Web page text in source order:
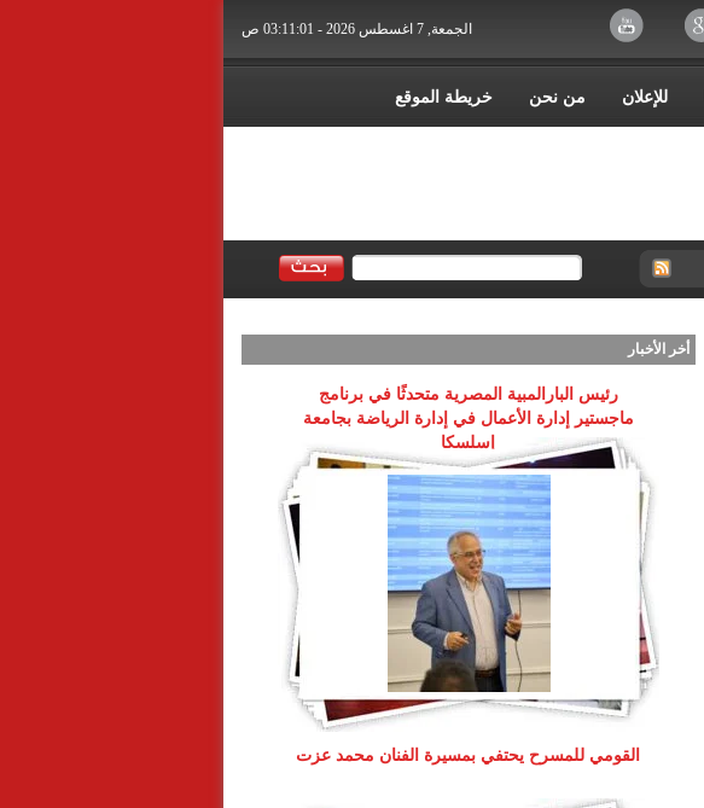
الجمعة, 7 اغسطس 2026 - 03:11:01 ص
للإعلان من نحن خريطة الموقع
أخر الأخبار
رئيس البارالمبية المصرية متحدثًا في برنامج
ماجستير إدارة الأعمال في إدارة الرياضة بجامعة
إسلسكا
القومي للمسرح يحتفي بمسيرة الفنان محمد عزت